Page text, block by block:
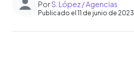
PorS. López / Agencias
Publicado el 11 de junio de 2023